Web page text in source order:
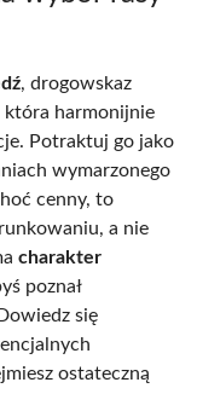
, drogowskaz
która harmonijnie
Potraktuj go jako
wymarzonego
cenny, to
a nie
charakter
poznał
się
ostateczną